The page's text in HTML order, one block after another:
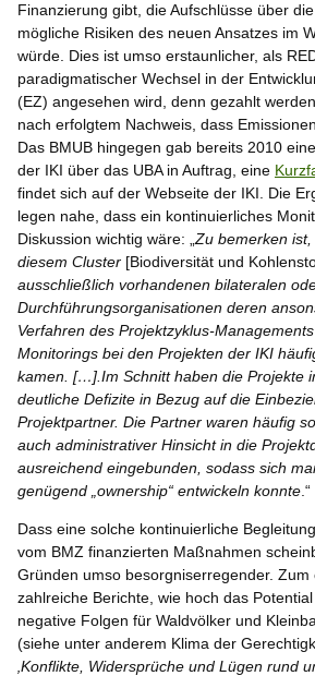
Finanzierung gibt, die Aufschlüsse über
mögliche Risiken des neuen Ansatzes im
würde. Dies ist umso erstaunlicher, als
paradigmatischer Wechsel in der
(EZ) angesehen wird, denn gezahlt
nach erfolgtem Nachweis, dass
Das BMUB hingegen gab bereits 2010
der IKI über das UBA in Auftrag, eine
findet sich auf der Webseite der IKI. Die
legen nahe, dass ein kontinuierliches
Diskussion wichtig wäre: „ Zu bemerken
diesem Cluster [Biodiversität und
ausschließlich vorhandenen bilateralen
Durchführungsorganisationen deren
Verfahren des Projektzyklus-
Monitorings bei den Projekten der IKI
kamen. […].Im Schnitt haben die Projekte
deutliche Defizite in Bezug auf die
Projektpartner. Die Partner waren häufig
auch administrativer Hinsicht in die
ausreichend eingebunden, sodass sich
genügend „ownership“ entwickeln konnte .“
Dass eine solche kontinuierliche
vom BMZ finanzierten Maßnahmen
Gründen umso besorgniserregender. Zum
zahlreiche Berichte, wie hoch das
negative Folgen für Waldvölker und
(siehe unter anderem Klima der
‚Konflikte, Widersprüche und Lügen rund